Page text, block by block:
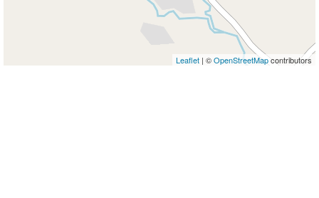
Leaflet | ©OpenStreetMapcontributors